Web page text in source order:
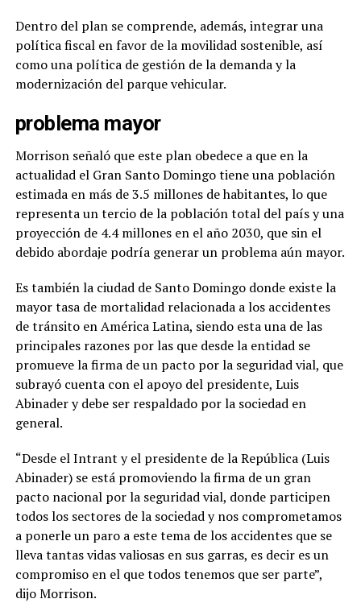
Dentro del plan se comprende, además, integrar una
política fiscal en favor de la movilidad sostenible, así
como una política de gestión de la demanda y la
modernización del parque vehicular.
problema mayor
Morrison señaló que este plan obedece a que en la
actualidad el Gran Santo Domingo tiene una población
estimada en más de 3.5 millones de habitantes, lo que
representa un tercio de la población total del país y una
proyección de 4.4 millones en el año 2030, que sin el
debido abordaje podría generar un problema aún mayor.
Es también la ciudad de Santo Domingo donde existe la
mayor tasa de mortalidad relacionada a los accidentes
de tránsito en América Latina, siendo esta una de las
principales razones por las que desde la entidad se
promueve la firma de un pacto por la seguridad vial, que
subrayó cuenta con el apoyo del presidente, Luis
Abinader y debe ser respaldado por la sociedad en
general.
“Desde el Intrant y el presidente de la República (Luis
Abinader) se está promoviendo la firma de un gran
pacto nacional por la seguridad vial, donde participen
todos los sectores de la sociedad y nos comprometamos
a ponerle un paro a este tema de los accidentes que se
lleva tantas vidas valiosas en sus garras, es decir es un
compromiso en el que todos tenemos que ser parte”,
dijo Morrison.